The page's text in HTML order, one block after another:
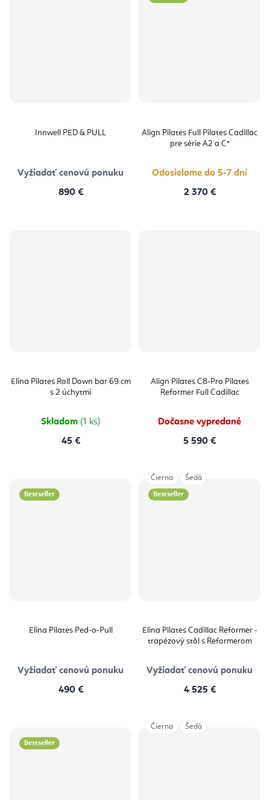
Innwell PED & PULL
Vyžiadať cenovú ponuku
890 €
Align Pilates Full Pilates Cadillac
pre série A2 a C*
Odosielame do 5-7 dní
2 370 €
Elina Pilates Roll Down bar 69 cm
s 2 úchytmi
Skladom (1 ks)
45 €
Align Pilates C8-Pro Pilates
Reformer Full Cadillac
Dočasne vypredané
5 590 €
Bestseller
Elina Pilates Ped-o-Pull
Vyžiadať cenovú ponuku
490 €
Bestseller
Elina Pilates Cadillac Reformer -
trapézový stôl s Reformerom
Vyžiadať cenovú ponuku
4 525 €
Čierna Šedá
Bestseller
Čierna Šedá